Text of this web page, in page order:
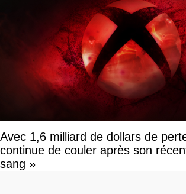
Avec 1,6 milliard de dollars de
continue de couler après son
sang »